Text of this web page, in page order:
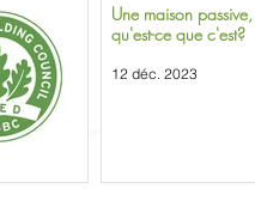
Une maison passive,
qu'est-ce que c'est?
12 déc. 2023